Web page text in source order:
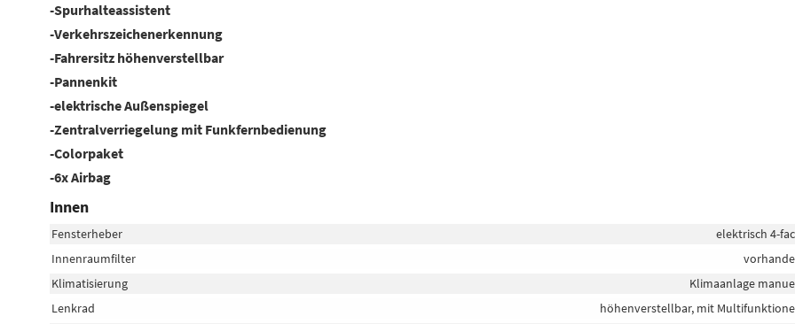
-Spurhalteassistent
-Verkehrszeichenerkennung
-Fahrersitz höhenverstellbar
-Pannenkit
-elektrische Außenspiegel
-Zentralverriegelung mit Funkfernbedienung
-Colorpaket
-6x Airbag
Innen
Fensterheber
elektrisch 4-
Innenraumfilter
Klimatisierung
Klimaanlage
Lenkrad
höhenverstellbar, mit